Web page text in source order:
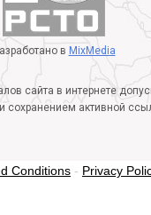
в MixMedia
сайта в интернете
сохранением активной
Conditions - Privacy